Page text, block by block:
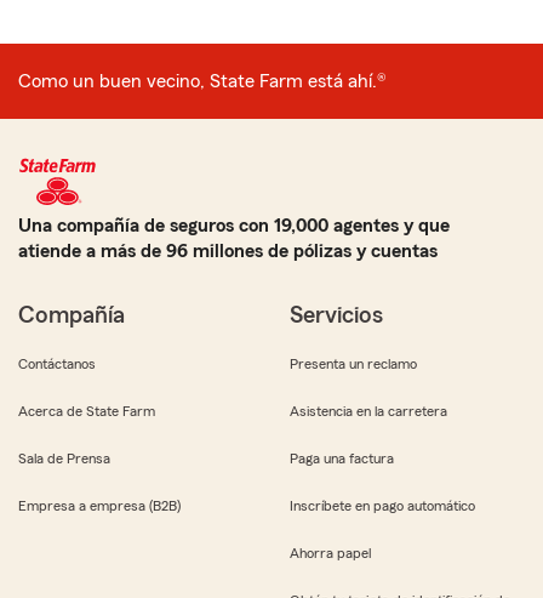
Como un buen vecino, State Farm está ahí.®
Una compañía de seguros con 19,000 agentes y que
atiende a más de 96 millones de pólizas y cuentas
Compañía
Contáctanos
Acerca de State Farm
Sala de Prensa
Empresa a empresa (B2B)
Servicios
Presenta un reclamo
Asistencia en la carretera
Paga una factura
Inscríbete en pago automático
Ahorra papel